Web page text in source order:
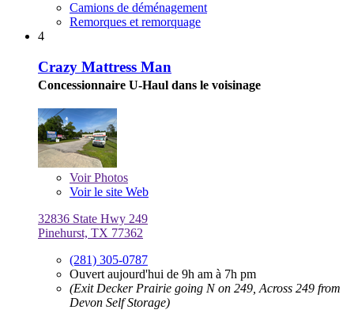
Camions de déménagement
Remorques et remorquage
4
Crazy Mattress Man
Concessionnaire U-Haul dans le voisinage
VoirPhotos
Voir le site Web
32836 State Hwy 249
Pinehurst, TX 77362
(281) 305-0787
Ouvert aujourd'hui de 9h am à 7h pm
(Exit Decker Prairie going N on 249, Across 249 from
Devon Self Storage)